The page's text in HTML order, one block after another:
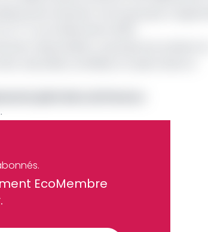
EcoMembre
au Gabon
les jours avant 10 heures.
Sinscrire a la newsletter